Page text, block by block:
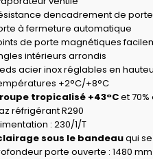
dencadrement de porte
à fermeture automatique
de porte magnétiques
intérieurs arrondis
acier inox réglables en
+2°C/+8°C
tropicalisé +43°Cet
réfrigérant R290
: 230/1/T
sous le bandeauqui
porte ouverte : 1480 mm